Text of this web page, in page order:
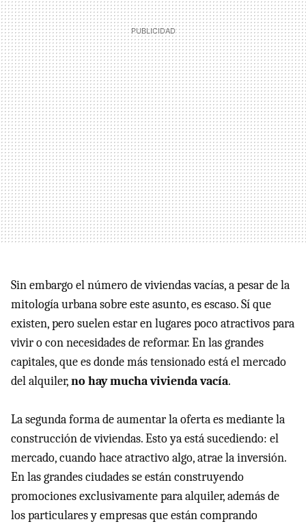
Sin embargo el número de viviendas vacías, a pesar de la
mitología urbana sobre este asunto, es escaso. Sí que
existen, pero suelen estar en lugares poco atractivos para
vivir o con necesidades de reformar. En las grandes
capitales, que es donde más tensionado está el mercado
del alquiler,no hay mucha vivienda vacía.
La segunda forma de aumentar la oferta es mediante la
construcción de viviendas. Esto ya está sucediendo: el
mercado, cuando hace atractivo algo, atrae la inversión.
En las grandes ciudades se están construyendo
promociones exclusivamente para alquiler, además de
los particulares y empresas que están comprando